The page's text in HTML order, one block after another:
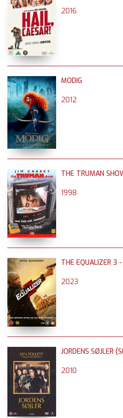
2016
MODIG
2012
THE TRUMAN
1998
THE EQUALIZER 3
2023
JORDENS SØJLER
2010